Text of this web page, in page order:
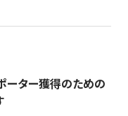
ーター獲得のための